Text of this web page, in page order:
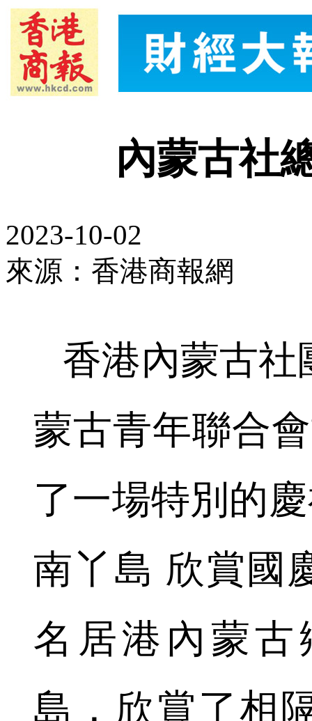
內蒙古社
2023-10-02
來源：香港商報網
香港內蒙古社
蒙古青年聯合
了一場特別的
南丫島 欣賞國
名居港內蒙
島，欣賞了相